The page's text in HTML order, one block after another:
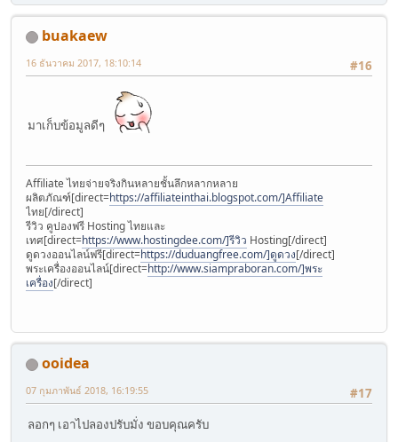
buakaew
#16
16 ธันวาคม 2017, 18:10:14
มาเก็บข้อมูลดีๆ
Affiliate ไทยจ่ายจริงกินหลายชั้นลึกหลากหลาย
ผลิตภัณฑ์[direct=https://affiliateinthai.blogspot.com/]Affiliate
ไทย[/direct]
รีวิว คูปองฟรี Hosting ไทยและ
เทศ[direct=https://www.hostingdee.com/]รีวิว Hosting[/direct]
ดูดวงออนไลน์ฟรี[direct=https://duduangfree.com/]ดูดวง[/direct]
พระเครื่องออนไลน์[direct=http://www.siampraboran.com/]พระ
เครื่อง[/direct]
ooidea
#17
07 กุมภาพันธ์ 2018, 16:19:55
ลอกๆ เอาไปลองปรับมั่ง ขอบคุณครับ